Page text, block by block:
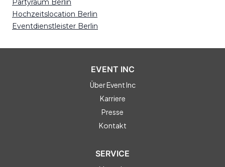
Partyraum Berlin
Hochzeitslocation Berlin
Eventdienstleister Berlin
EVENT INC
Über Event Inc
Karriere
Presse
Kontakt
SERVICE